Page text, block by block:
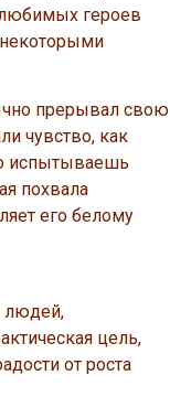
героев
прерывал свою
чувство, как
испытываешь
похвала
его белому
людей,
цель,
от роста